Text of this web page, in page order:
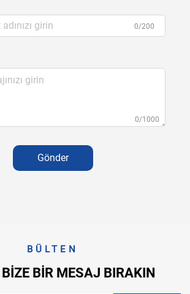
0/200
0/1000
Gönder
BÜLTEN
BIR MESAJ BIRAKIN